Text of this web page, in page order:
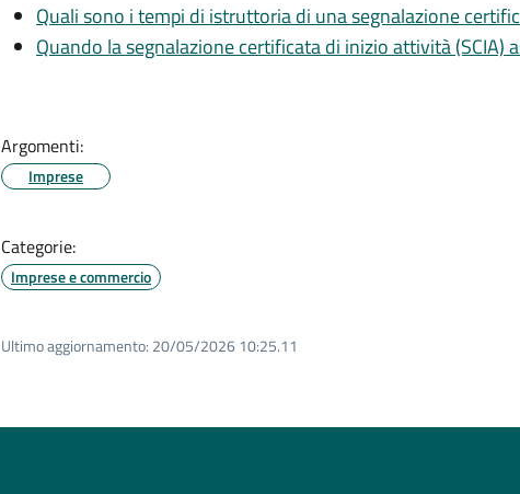
Quali sono i tempi di istruttoria di una segnalazione
Quando la segnalazione certificata di inizio attività (SCIA)
Argomenti:
Imprese
Categorie:
Imprese e commercio
Ultimo aggiornamento: 20/05/2026 10:25.11